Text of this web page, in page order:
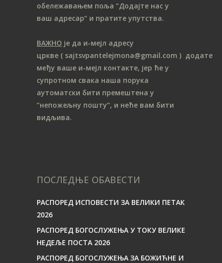
обележавањем поља “Додајте нас у
ваш адресар“ и пратите упутства.
ВАЖНО је да и-мејл адресу
цркве ( sajtsvpantelejmona@gmail.com ) додате
међу ваше и-мејл контакте, јер ће у
супротном свака наша порука
аутоматски бити премештена у
“непожељну пошту“, и неће вам бити
видљива.
ПОСЛЕДЊЕ ОБАВЕСТИ
РАСПОРЕД ИСПОВЕСТИ ЗА ВЕЛИКИ ПЕТАК
2026
РАСПОРЕД БОГОСЛУЖЕЊА У ТОКУ ВЕЛИКЕ
НЕДЕЉЕ ПОСТА 2026
РАСПОРЕД БОГОСЛУЖЕЊА ЗА БОЖИЋНЕ И